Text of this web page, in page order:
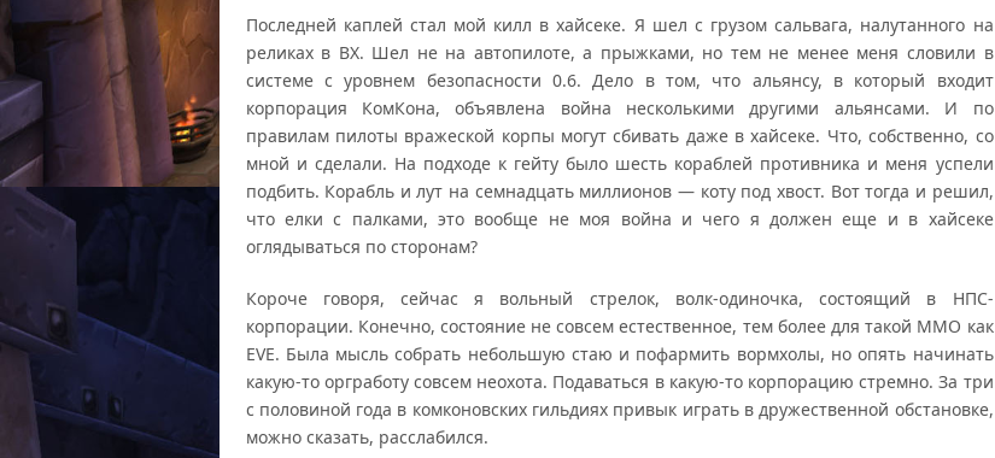
Последней каплей стал мой килл в хайсеке. Я шел с грузом сальвага, налутанного на
реликах в ВХ. Шел не на автопилоте, а прыжками, но тем не менее меня словили в
системе с уровнем безопасности 0.6. Дело в том, что альянсу, в который входит
корпорация КомКона, объявлена война несколькими другими альянсами. И по
правилам пилоты вражеской корпы могут сбивать даже в хайсеке. Что, собственно, со
мной и сделали. На подходе к гейту было шесть кораблей противника и меня успели
подбить. Корабль и лут на семнадцать миллионов — коту под хвост. Вот тогда и решил,
что елки с палками, это вообще не моя война и чего я должен еще и в хайсеке
оглядываться по сторонам?
Короче говоря, сейчас я вольный стрелок, волк-одиночка, состоящий в НПС-
корпорации. Конечно, состояние не совсем естественное, тем более для такой ММО как
EVE. Была мысль собрать небольшую стаю и пофармить вормхолы, но опять начинать
какую-то оргработу совсем неохота. Подаваться в какую-то корпорацию стремно. За три
с половиной года в комконовских гильдиях привык играть в дружественной обстановке,
можно сказать, расслабился.